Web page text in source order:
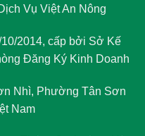
Vụ Việt An Nông
2014, cấp bởi Sở Kế
Đăng Ký Kinh Doanh
Nhì, Phường Tân Sơn
Nam